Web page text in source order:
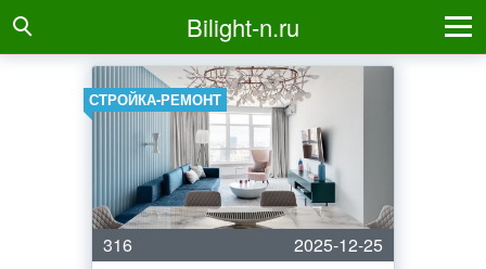
Bilight-n.ru
СТРОЙКА-РЕМОНТ
316
2025-12-25